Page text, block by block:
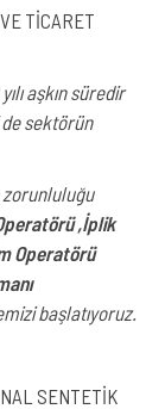
TİCARET
aşkın süredir
sektörün
zorunluluğu
,İplik
Operatörü
başlatıyoruz.
SENTETİK